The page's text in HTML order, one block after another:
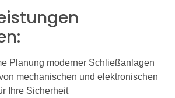
Planung moderner Schließanlagen
mechanischen und elektronischen
Ihre Sicherheit